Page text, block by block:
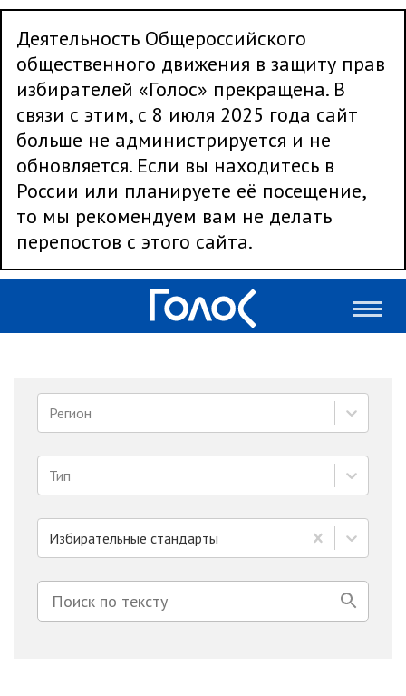
Деятельность Общероссийского
общественного движения в защиту прав
избирателей «Голос» прекращена. В
связи с этим, с 8 июля 2025 года сайт
больше не администрируется и не
обновляется. Если вы находитесь в
России или планируете её посещение,
то мы рекомендуем вам не делать
перепостов с этого сайта.
Регион
Тип
Избирательные стандарты